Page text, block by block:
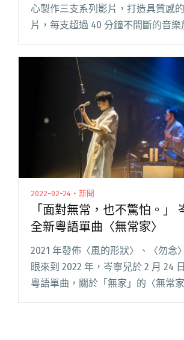
心製作三支系列影片，打造具質感
片，每支超過 40 分鐘不間斷的音樂
位知名嘻哈歌手御用 DJ Ken 和
行老闆 Vicar 及 DJ Que閱讀全文 "集
QuestionMark等人 龍虎門DJ企劃
MIX全數上線"
2022-02-24・新聞
「面對無常，也不驚怕。」
全新粵語單曲〈無常家〉
2021 年發佈〈風的形狀〉、〈勿念
眼來到 2022 年，岑寧兒於 2 月 24
粵語單曲，關於「無家」的〈無常